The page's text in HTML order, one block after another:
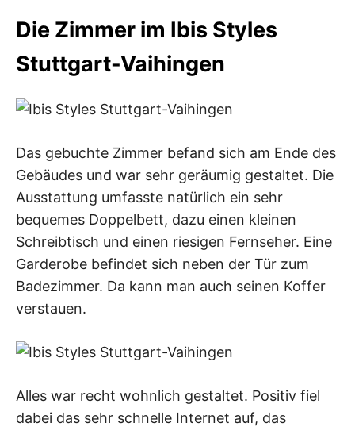
Die Zimmer im Ibis Styles
Stuttgart-Vaihingen
Das gebuchte Zimmer befand sich am Ende des
Gebäudes und war sehr geräumig gestaltet. Die
Ausstattung umfasste natürlich ein sehr
bequemes Doppelbett, dazu einen kleinen
Schreibtisch und einen riesigen Fernseher. Eine
Garderobe befindet sich neben der Tür zum
Badezimmer. Da kann man auch seinen Koffer
verstauen.
Alles war recht wohnlich gestaltet. Positiv fiel
dabei das sehr schnelle Internet auf, das